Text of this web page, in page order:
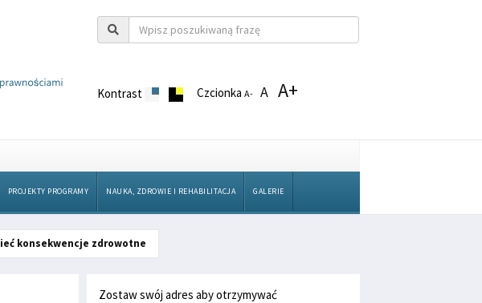
Kontrast CzcionkaA- A A+
PROJEKTY PROGRAMY NAUKA, ZDROWIE I REHABILITACJA GALERIE
konsekwencje zdrowotne
Zostaw swój adres aby otrzymywać